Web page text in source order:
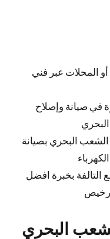
أو المحلات عبر فني
في صيانة وإصلاح
البحري بصيانة
التالفة بخبرة افضل
البحري